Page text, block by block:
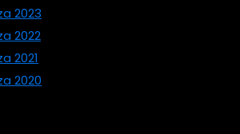
2023
2022
2021
2020